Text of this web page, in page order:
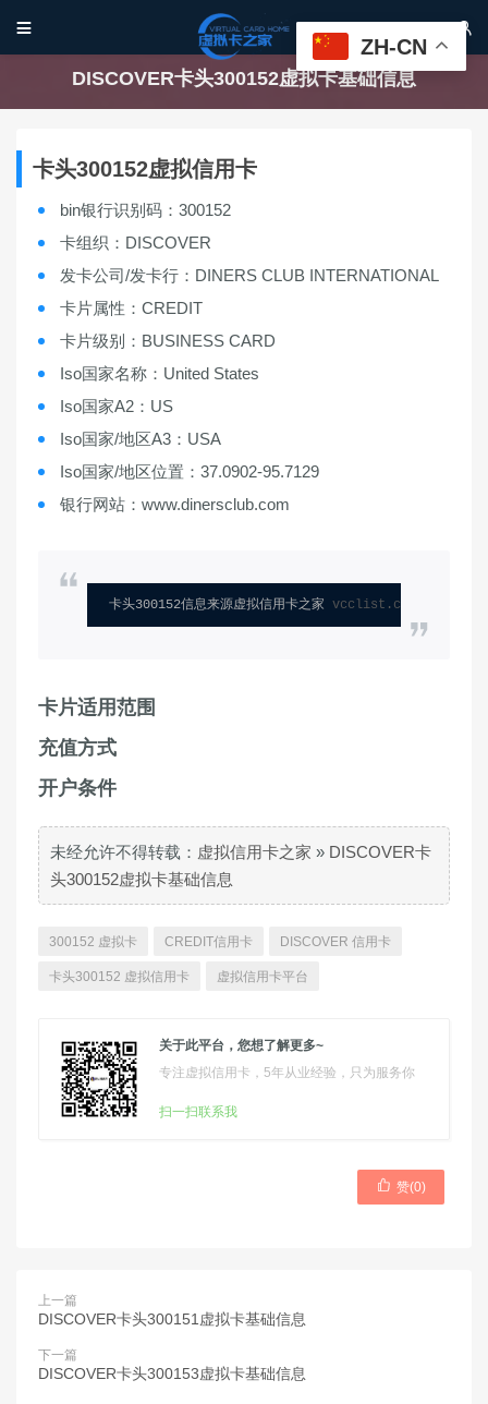
 
DISCOVER卡头300152虚拟卡基础信息
卡头300152虚拟信用卡
bin银行识别码：300152
卡组织：DISCOVER
发卡公司/发卡行：DINERS CLUB INTERNATIONAL
卡片属性：CREDIT
卡片级别：BUSINESS CARD
Iso国家名称：United States
Iso国家A2：US
Iso国家/地区A3：USA
Iso国家/地区位置：37.0902-95.7129
银行网站：www.dinersclub.com
卡头300152信息来源虚拟信用卡之家 vcclist.com
卡片适用范围
充值方式
开户条件
未经允许不得转载： 虚拟信用卡之家 » DISCOVER卡
头300152虚拟卡基础信息
300152 虚拟卡 CREDIT信用卡 DISCOVER 信用卡
卡头300152 虚拟信用卡 虚拟信用卡平台
关于此平台，您想了解更多~
专注虚拟信用卡，5年从业经验，只为服务你
扫一扫联系我
 赞(0)
上一篇
DISCOVER卡头300151虚拟卡基础信息
下一篇
DISCOVER卡头300153虚拟卡基础信息
ZH-CN